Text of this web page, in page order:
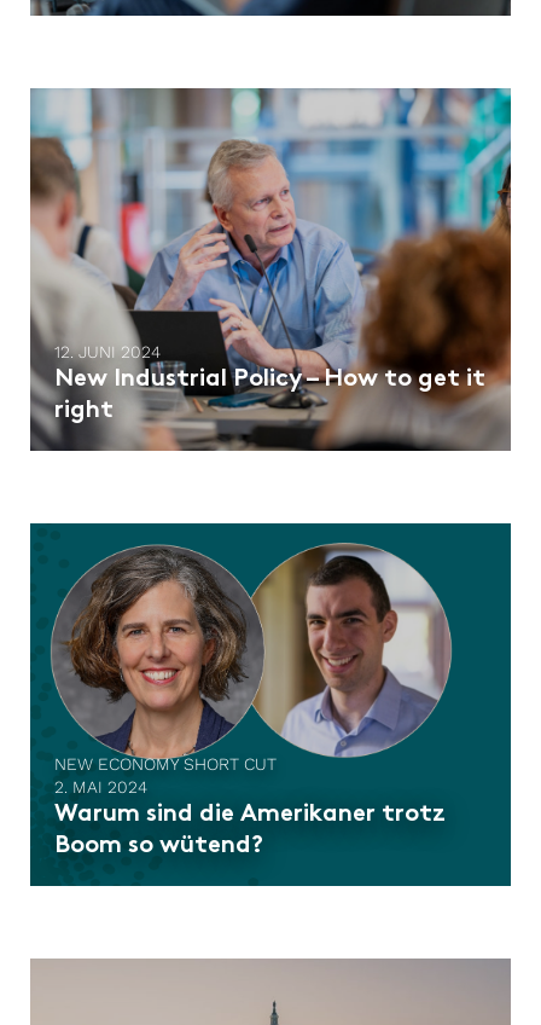
12. JUNI 2024
New Industrial Policy – How to get it
right
NEW ECONOMY SHORT CUT
2. MAI 2024
Warum sind die Amerikaner trotz
Boom so wütend?